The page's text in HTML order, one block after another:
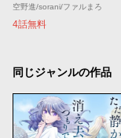
空野進/sorani/ファルまろ
4話無料
同じジャンルの作品